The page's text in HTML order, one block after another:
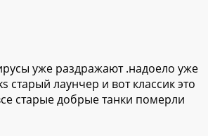
уже раздражают .надоело уже
лаунчер и вот классик это
старые добрые танки померли